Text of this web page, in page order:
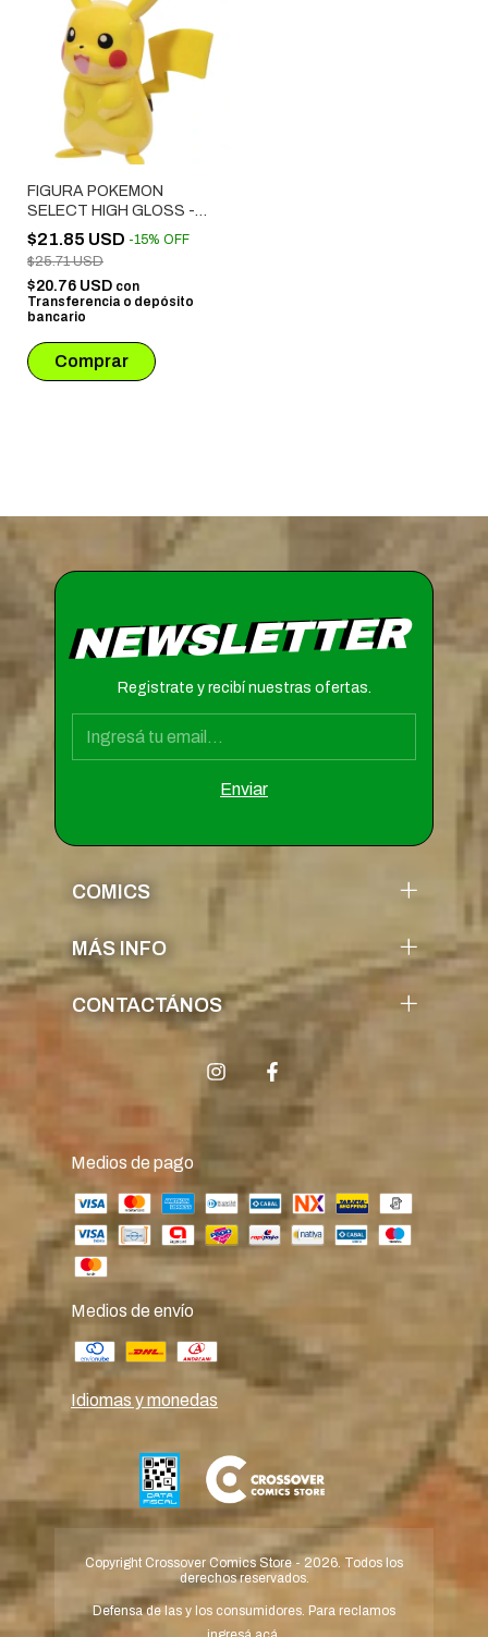
FIGURA POKEMON
SELECT HIGH GLOSS -
PIKACHU
$21.85 USD -15% OFF
$25.71 USD
$20.76 USD con
Transferencia o depósito
bancario
NEWSLETTER
Registrate y recibí nuestras ofertas.
COMICS
MÁS INFO
CONTACTÁNOS
Medios de pago
Medios de envío
Idiomas y monedas
Copyright Crossover Comics Store - 2026. Todos los
derechos reservados.
Defensa de las y los consumidores. Para reclamos